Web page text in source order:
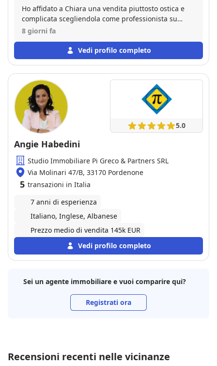
Ho affidato a Chiara una vendita piuttosto ostica e
complicata scegliendola come professionista su
segnalazione di amici che avevano avuto un ottimo
dubbio la scelta si è rivelata eccellente. Sempre
disponibile e sorridente ha risolto con competenza
dovuto affrontare. E’ stata davvero una bella
esperienza che si è conclusa con successo!
8 giorni fa
Vedi profilo completo
5.0
Angie Habedini
Studio Immobiliare Pi Greco & Partners SRL
Via Molinari 47/B, 33170 Pordenone
5 transazioni in Italia
7 anni di esperienza
Italiano, Inglese, Albanese
Prezzo medio di vendita 145k EUR
Vedi profilo completo
Sei un agente immobiliare e vuoi comparire qui?
Registrati ora
Recensioni recenti nelle vicinanze